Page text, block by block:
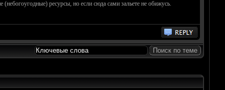
ресурсы, но если сюда сами зальете не обижусь.